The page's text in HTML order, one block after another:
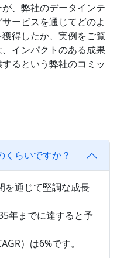
、弊社のデータインテ
ービスを通じてどのよ
得したか、実例をご覧
インパクトのある成果
るという弊社のコミッ
くらいですか？
を通じて堅調な成長
年までに達すると予
）は6%です。